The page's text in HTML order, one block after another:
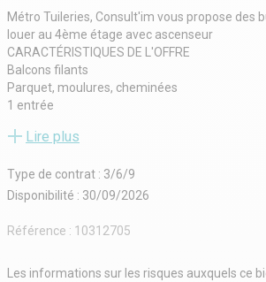
Métro Tuileries, Consult'im vous propose des
louer au 4ème étage avec ascenseur
CARACTÉRISTIQUES DE L'OFFRE
Balcons filants
Parquet, moulures, cheminées
1 entrée
2 open spaces sur cour
Cuisine
Sanitaires
Bail : 3/6/9 ans
Lire plus
Type de contrat : 3/6/9
Disponibilité : 30/09/2026
Référence : 10312705
Les informations sur les risques auxquels ce